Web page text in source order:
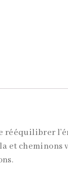
rééquilibrer
et cheminons